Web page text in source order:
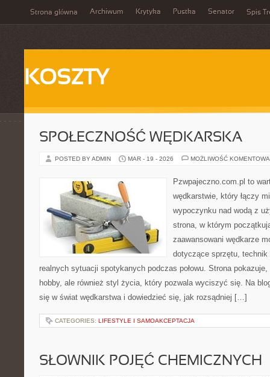
Strona główna Archiwum Krytyka Pustka Senator Spis
KOSZTY
SPOŁECZNOŚĆ WĘDKARSKA
POSTED BY ADMIN MAR - 19 - 2026 MOŻLIWOŚĆ
Pzwpajeczno.com.pl to
wędkarstwie, który łączy
wypoczynku nad wodą z
strona, w którym
zaawansowani wędkarze
dotyczące sprzętu, technik
realnych sytuacji spotykanych podczas połowu. Strona
hobby, ale również styl życia, który pozwala wyciszyć się. Na
się w świat wędkarstwa i dowiedzieć się, jak rozsądniej […]
CATEGORIES: LIFESTYLE I SAMOAKCEPTACJA
SŁOWNIK POJĘĆ CHEMICZNYCH